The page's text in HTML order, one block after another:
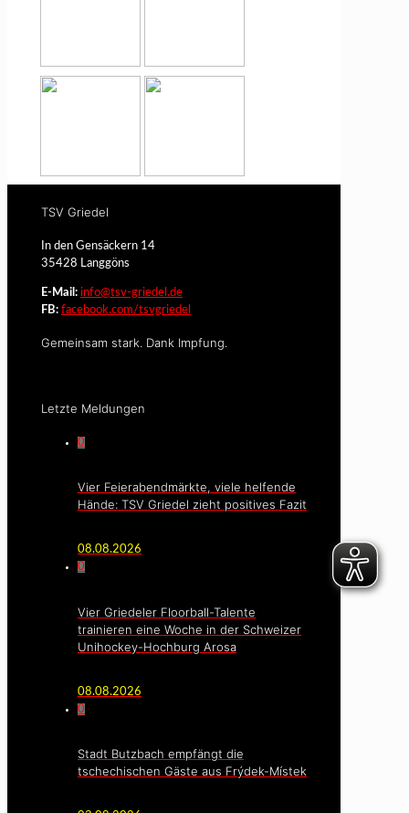
TSV Griedel
In den Gensäckern 14
35428 Langgöns
E-Mail: info@tsv-griedel.de
FB: facebook.com/tsvgriedel
Gemeinsam stark. Dank Impfung.
Letzte Meldungen
0
Vier Feierabendmärkte, viele helfende
Hände: TSV Griedel zieht positives Fazit
08.08.2026
0
Vier Griedeler Floorball-Talente
trainieren eine Woche in der Schweizer
Unihockey-Hochburg Arosa
08.08.2026
0
Stadt Butzbach empfängt die
tschechischen Gäste aus Frýdek-Místek